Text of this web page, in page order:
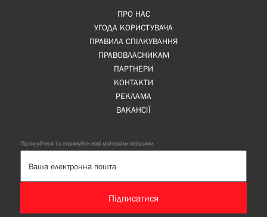
ПРО НАС
УГОДА КОРИСТУВАЧА
ПРАВИЛА СПІЛКУВАННЯ
ПРАВОВЛАСНИКАМ
ПАРТНЕРИ
КОНТАКТИ
РЕКЛАМА
ВАКАНСІЇ
Підписуйтеся та отримуйте нові матеріали першими
Підписатися